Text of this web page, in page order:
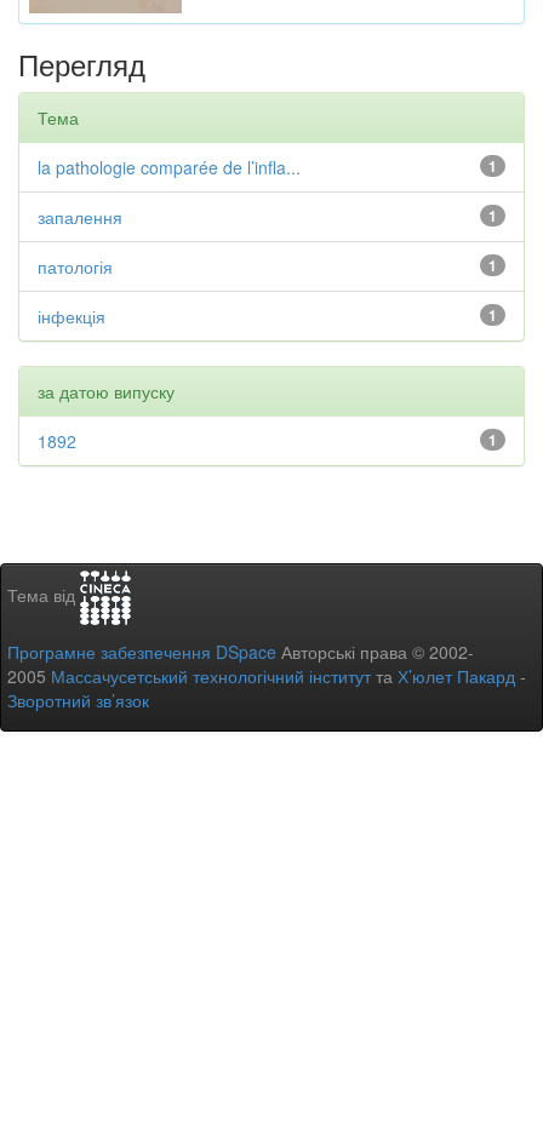
Перегляд
Тема
1
la pathologie comparée de l’infla...
1
запалення
1
патологія
1
інфекція
за датою випуску
1
1892
Тема від
Програмне забезпечення DSpace Авторські права © 2002-
2005 Массачусетський технологічний інститутта Х’юлет Пакард -
Зворотний зв’язок